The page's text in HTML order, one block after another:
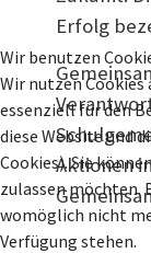
Erfolg
Aktionen
Wir benutzen
Wir nutzen Cookies
essenziell für den
diese Website und
Cookies). Sie
zulassen möchten.
womöglich nicht
Verfügung stehen.